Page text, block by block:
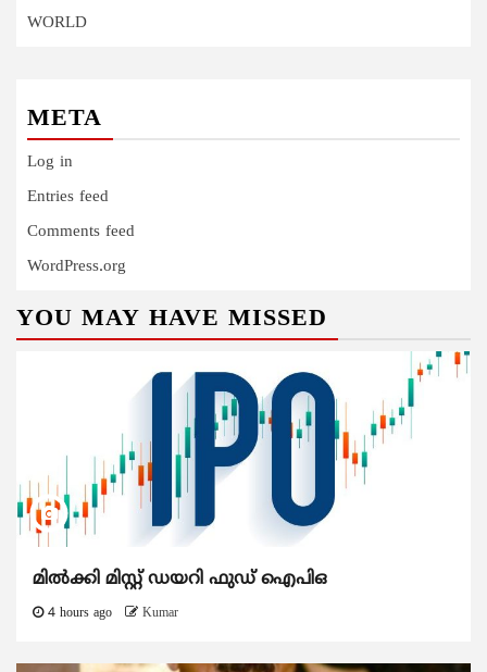
WORLD
META
Log in
Entries feed
Comments feed
WordPress.org
YOU MAY HAVE MISSED
മിൽക്കി മിസ്റ്റ് ഡയറി ഫുഡ് ഐപിഒ
4 hours ago Kumar